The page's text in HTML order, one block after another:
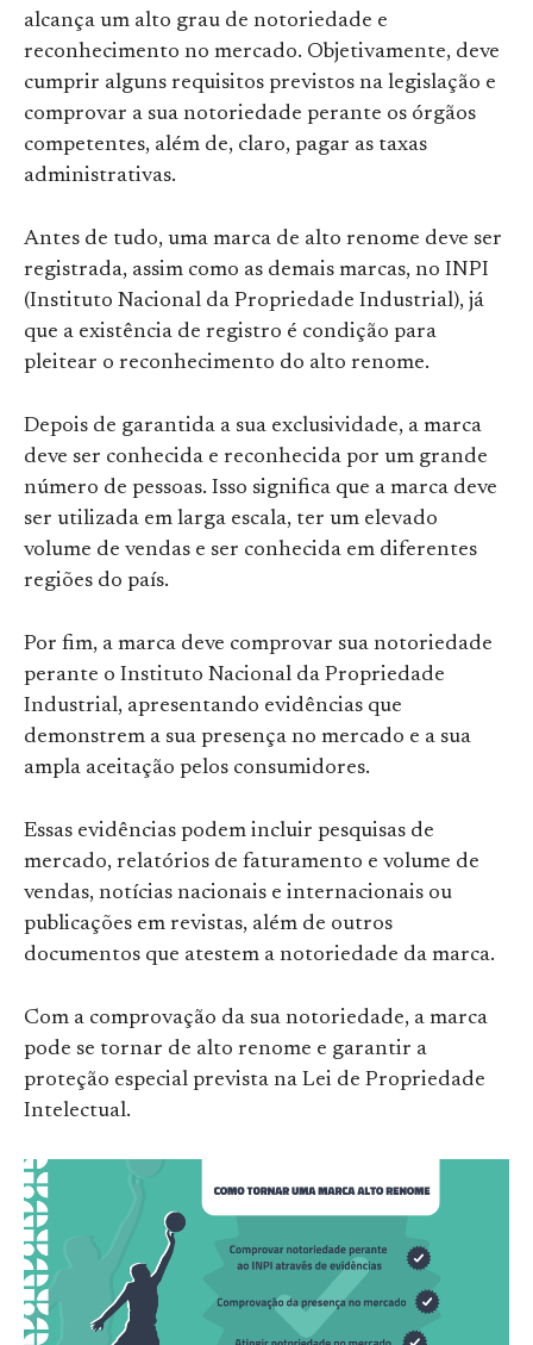
alcança um alto grau de notoriedade e
reconhecimento no mercado. Objetivamente, deve
cumprir alguns requisitos previstos na legislação e
comprovar a sua notoriedade perante os órgãos
competentes, além de, claro, pagar as taxas
administrativas.
Antes de tudo, uma marca de alto renome deve ser
registrada, assim como as demais marcas, no INPI
(Instituto Nacional da Propriedade Industrial), já
que a existência de registro é condição para
pleitear o reconhecimento do alto renome.
Depois de garantida a sua exclusividade, a marca
deve ser conhecida e reconhecida por um grande
número de pessoas. Isso significa que a marca deve
ser utilizada em larga escala, ter um elevado
volume de vendas e ser conhecida em diferentes
regiões do país.
Por fim, a marca deve comprovar sua notoriedade
perante o Instituto Nacional da Propriedade
Industrial, apresentando evidências que
demonstrem a sua presença no mercado e a sua
ampla aceitação pelos consumidores.
Essas evidências podem incluir pesquisas de
mercado, relatórios de faturamento e volume de
vendas, notícias nacionais e internacionais ou
publicações em revistas, além de outros
documentos que atestem a notoriedade da marca.
Com a comprovação da sua notoriedade, a marca
pode se tornar de alto renome e garantir a
proteção especial prevista na Lei de Propriedade
Intelectual.